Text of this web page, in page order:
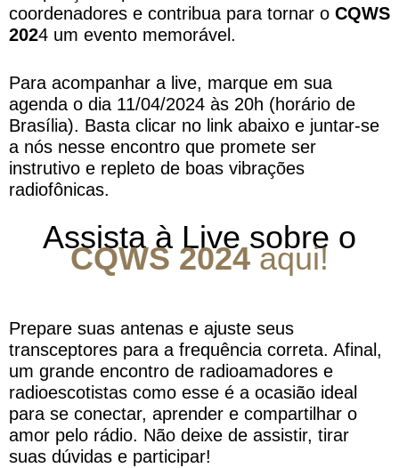
coordenadores e contribua para tornar o CQWS
2024 um evento memorável.
Para acompanhar a live, marque em sua
agenda o dia 11/04/2024 às 20h (horário de
Brasília). Basta clicar no link abaixo e juntar-se
a nós nesse encontro que promete ser
instrutivo e repleto de boas vibrações
radiofônicas.
Assista à Live sobre o
CQWS 2024aqui!
Prepare suas antenas e ajuste seus
transceptores para a frequência correta. Afinal,
um grande encontro de radioamadores e
radioescotistas como esse é a ocasião ideal
para se conectar, aprender e compartilhar o
amor pelo rádio. Não deixe de assistir, tirar
suas dúvidas e participar!